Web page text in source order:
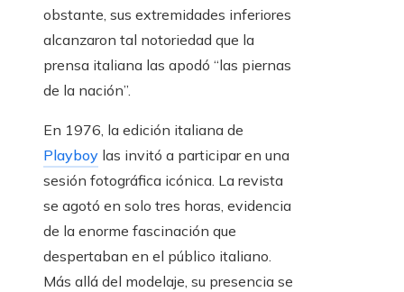
obstante, sus extremidades inferiores
alcanzaron tal notoriedad que la
prensa italiana las apodó “las piernas
de la nación”.
En 1976, la edición italiana de
Playboy las invitó a participar en una
sesión fotográfica icónica. La revista
se agotó en solo tres horas, evidencia
de la enorme fascinación que
despertaban en el público italiano.
Más allá del modelaje, su presencia se